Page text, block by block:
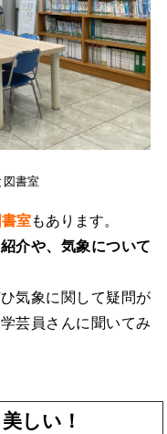
図書室
書室もあります。
介や、気象について
気象に関して疑問が
芸員さんに聞いてみ
しい！